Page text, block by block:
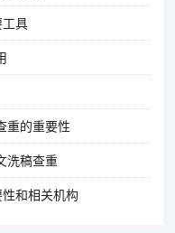
工具
重的重要性
洗稿查重
和相关机构